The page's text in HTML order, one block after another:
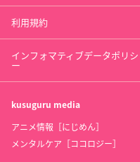
利用規約
インフォマティブデータポリシ
ー
kusuguru media
アニメ情報［にじめん］
メンタルケア［ココロジー］